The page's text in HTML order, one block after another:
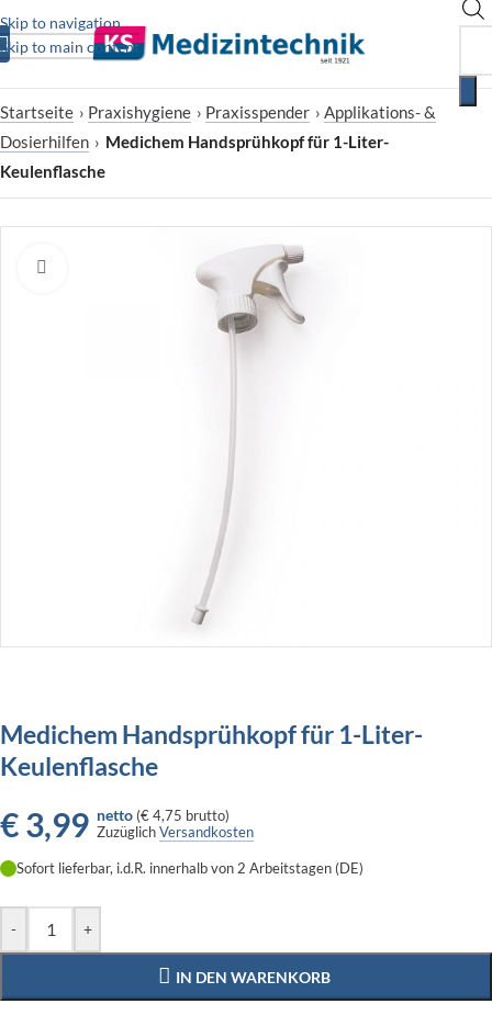
Skip to navigation
Skip to main content
Startseite › Praxishygiene › Praxisspender › Applikations- &
Dosierhilfen › Medichem Handsprühkopf für 1-Liter-
Keulenflasche
Zum Vergrößern klicken
Medichem Handsprühkopf für 1-Liter-
Keulenflasche
€3,99 netto (€ 4,75 brutto)
ZuzüglichVersandkosten
Sofort lieferbar, i.d.R. innerhalb von 2 Arbeitstagen (DE)
- +
IN DEN WARENKORB